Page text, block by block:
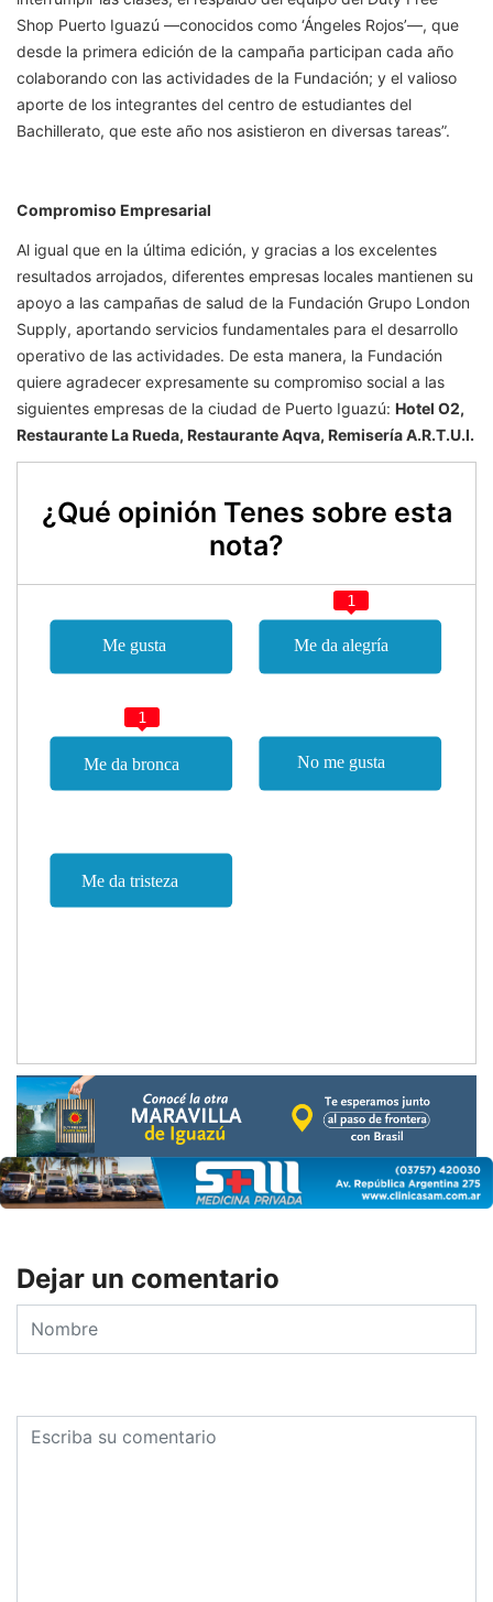
Shop Puerto Iguazú —conocidos como ‘Ángeles Rojos’—, que
desde la primera edición de la campaña participan cada año
colaborando con las actividades de la Fundación; y el valioso
aporte de los integrantes del centro de estudiantes del
Bachillerato, que este año nos asistieron en diversas tareas”.
Compromiso Empresarial
Al igual que en la última edición, y gracias a los excelentes
resultados arrojados, diferentes empresas locales mantienen su
apoyo a las campañas de salud de la Fundación Grupo London
Supply, aportando servicios fundamentales para el desarrollo
operativo de las actividades. De esta manera, la Fundación
quiere agradecer expresamente su compromiso social a las
siguientes empresas de la ciudad de Puerto Iguazú: Hotel O2,
Restaurante La Rueda, Restaurante Aqva, Remisería A.R.T.U.I.
¿Qué opinión Tenes sobre esta
nota?
1
1
Dejar un comentario